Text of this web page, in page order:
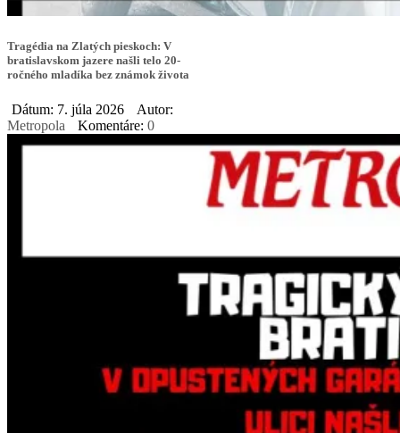
Tragédia na Zlatých pieskoch: V
bratislavskom jazere našli telo 20-
ročného mladíka bez známok života
Dátum: 7. júla 2026
Autor:
Metropola
Komentáre: 0